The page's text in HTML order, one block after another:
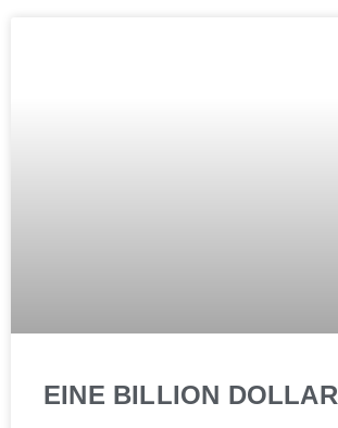
EINE BILLION DOLLAR